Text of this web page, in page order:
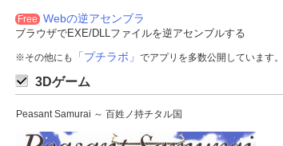
Free Webの逆アセンブラ
ブラウザでEXE/DLLファイルを逆アセンブルする
※その他にも 「プチラボ」 でアプリを多数公開しています。
3Dゲーム
Peasant Samurai ～ 百姓ノ持チタル国